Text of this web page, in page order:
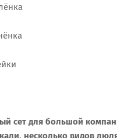
сет для большой
несколько видов